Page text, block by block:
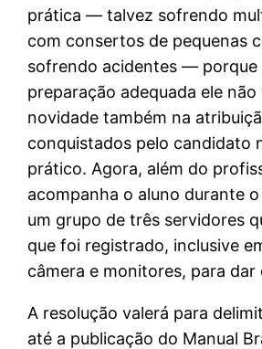
prática — talvez sofrendo
com consertos de pequenas
sofrendo acidentes — porque
preparação adequada ele não
novidade também na
conquistados pelo candidato
prático. Agora, além do
acompanha o aluno durante
um grupo de três servidores
que foi registrado, inclusive
câmera e monitores, para
A resolução valerá para
até a publicação do Manual